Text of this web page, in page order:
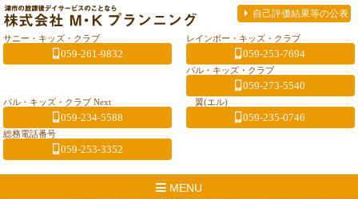
自己評価結果等の公表
サニー・キッズ・クラブ
059-261-9832
レインボー・キッズ・クラブ
059-253-7694
パル・キッズ・クラブ
059-273-5540
パル・キッズ・クラブ Next
059-234-5588
翼(エル)
059-235-0746
総務電話番号
059-253-3352
MENU